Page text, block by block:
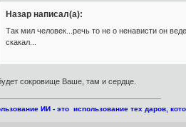
Назар написал(а):
Так мил человек...речь то не о ненависти он
скакал...
сокровище Ваше, там и сердце.
ИИ - это использование тех даров,